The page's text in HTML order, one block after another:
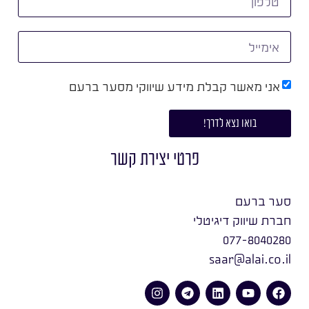
אני מאשר קבלת מידע שיווקי מסער ברעם
בואו נצא לדרך!
פרטי יצירת קשר
סער ברעם
חברת שיווק דיגיטלי
077-8040280
saar@alai.co.il